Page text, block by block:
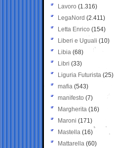
Lavoro (1.316)
LegaNord (2.411)
Letta Enrico (154)
Liberi e Uguali (10)
Libia (68)
Libri (33)
Liguria Futurista (25)
mafia (543)
manifesto (7)
Margherita (16)
Maroni (171)
Mastella (16)
Mattarella (60)